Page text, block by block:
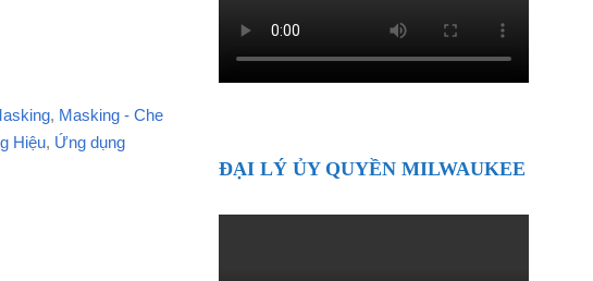
, Masking - Che
Hiệu, Ứng dụng
ĐẠI LÝ ỦY QUYỀN MILWAUKEE